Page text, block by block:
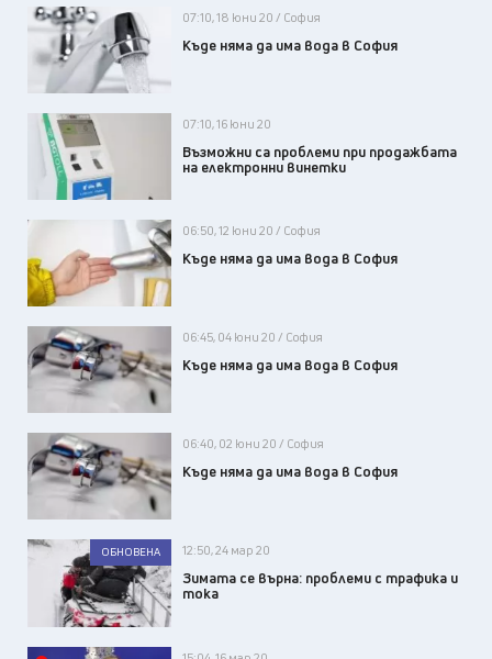
07:10, 18 юни 20 / София
Къде няма да има вода в София
07:10, 16 юни 20
Възможни са проблеми при продажбата
на електронни винетки
06:50, 12 юни 20 / София
Къде няма да има вода в София
06:45, 04 юни 20 / София
Къде няма да има вода в София
06:40, 02 юни 20 / София
Къде няма да има вода в София
ОБНОВЕНА 12:50, 24 мар 20
Зимата се върна: проблеми с трафика и
тока